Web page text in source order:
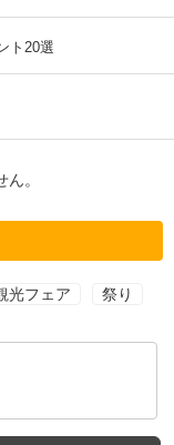
ト20選
。
光フェア 祭り